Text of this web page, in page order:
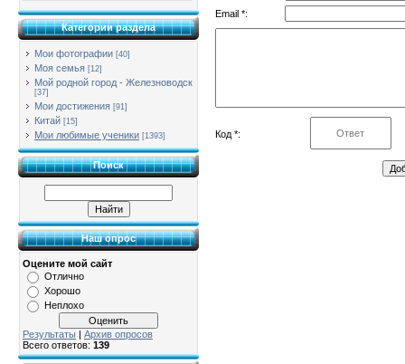
Категории раздела
Мои фотографии [40]
Моя семья [12]
Мой родной город - Железноводск
[37]
Мои достижения [91]
Китай [15]
Мои любимые ученики [1393]
Поиск
Наш опрос
Оцените мой сайт
Отлично
Хорошо
Неплохо
Результаты | Архив опросов
Всего ответов: 139
Email *:
Код *: